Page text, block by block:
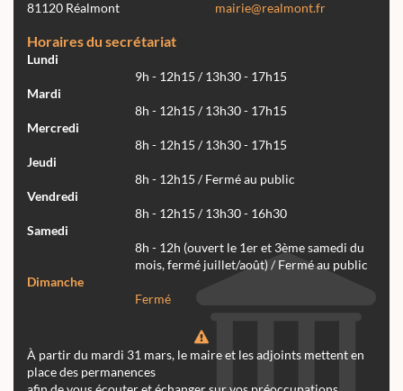
81120 Réalmont
mairie@realmont.fr
Horaires du secrétariat
Lundi
9h - 12h15 / 13h30 - 17h15
Mardi
8h - 12h15 / 13h30 - 17h15
Mercredi
8h - 12h15 / 13h30 - 17h15
Jeudi
8h - 12h15 / Fermé au public
Vendredi
8h - 12h15 / 13h30 - 16h30
Samedi
8h - 12h (ouvert le 1er et 3ème samedi du
mois, fermé juillet/août) / Fermé au public
Dimanche
Fermé
À partir du mardi 31 mars, le maire et les adjoints mettent en
place des permanences